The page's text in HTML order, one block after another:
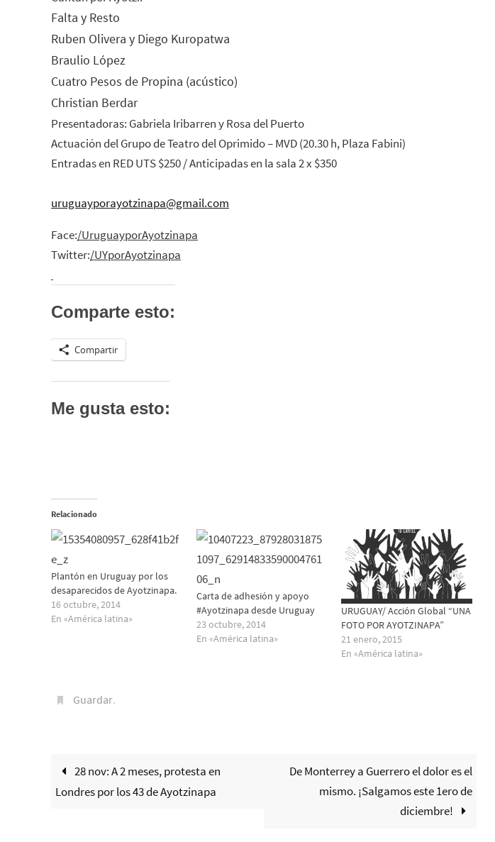
Falta y Resto
Ruben Olivera y Diego Kuropatwa
Braulio López
Cuatro Pesos de Propina (acústico)
Christian Berdar
Presentadoras: Gabriela Iribarren y Rosa del Puerto
Actuación del Grupo de Teatro del Oprimido – MVD (20.30 h, Plaza Fabini)
Entradas en RED UTS $250 / Anticipadas en la sala 2 x $350
uruguayporayotzinapa@gmail.com
Face:/UruguayporAyotzinapa
Twitter:/UYporAyotzinapa
Comparte esto:
Compartir
Me gusta esto:
Relacionado
Plantón en Uruguay por los
desaparecidos de Ayotzinapa.
16 octubre, 2014
En «América latina»
Carta de adhesión y apoyo
#Ayotzinapa desde Uruguay
23 octubre, 2014
En «América latina»
URUGUAY/ Acción Global “UNA
FOTO POR AYOTZINAPA”
21 enero, 2015
En «América latina»
Guardar.
28 nov: A 2 meses, protesta en
Londres por los 43 de Ayotzinapa
De Monterrey a Guerrero el dolor es el
mismo. ¡Salgamos este 1ero de
diciembre!